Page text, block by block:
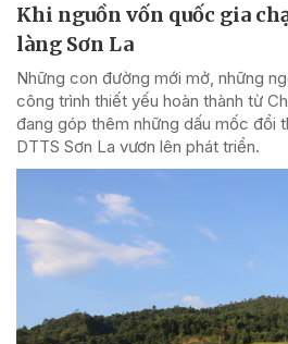
Khi nguồn vốn quốc gia
làng Sơn La
Những con đường mới mở, những
công trình thiết yếu hoàn thành từ
đang góp thêm những dấu mốc đổi
DTTS Sơn La vươn lên phát triển.